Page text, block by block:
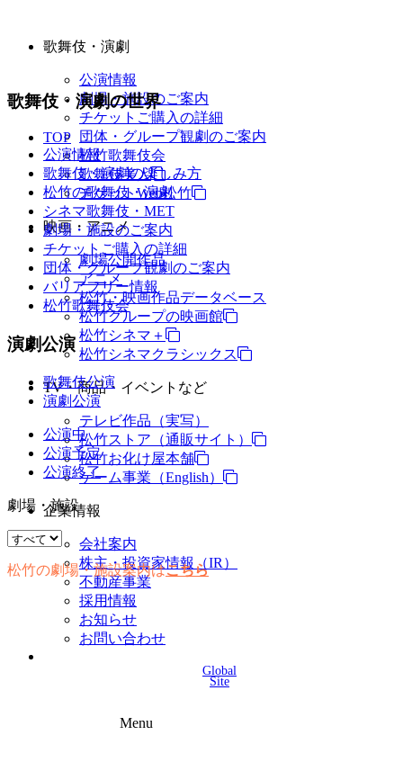
歌舞伎・演劇
公演情報
劇場・施設のご案内
チケットご購入の詳細
団体・グループ観劇のご案内
松竹歌舞伎会
歌舞伎美人
チケットWeb松竹
映画・アニメ
劇場公開作品
アニメ
松竹・映画作品データベース
松竹グループの映画館
松竹シネマ＋
松竹シネマクラシックス
TV・商品・イベントなど
テレビ作品（実写）
松竹ストア（通販サイト）
松竹お化け屋本舗
ゲーム事業（English）
企業情報
会社案内
株主・投資家情報（IR）
不動産事業
採用情報
お知らせ
お問い合わせ
Global
Site
Menu
歌舞伎・演劇の世界
TOP
公演情報
歌舞伎・演劇の楽しみ方
松竹の歌舞伎・演劇
シネマ歌舞伎・MET
劇場・施設のご案内
チケットご購入の詳細
団体・グループ観劇のご案内
バリアフリー情報
松竹歌舞伎会
演劇公演
歌舞伎公演
演劇公演
公演中
公演予定
公演終了
劇場・施設
松竹の劇場・施設案内はこちら